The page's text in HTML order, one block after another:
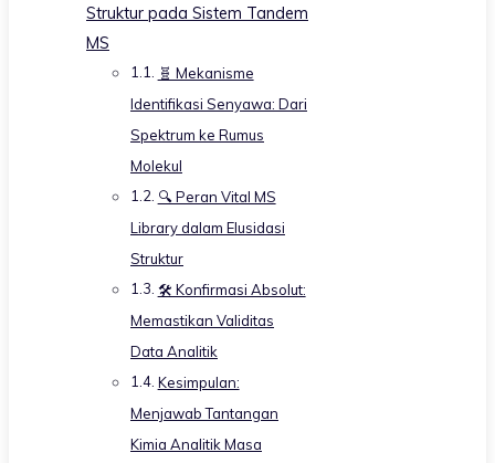
Struktur pada Sistem Tandem
MS
🧬 Mekanisme
Identifikasi Senyawa: Dari
Spektrum ke Rumus
Molekul
🔍 Peran Vital MS
Library dalam Elusidasi
Struktur
🛠️ Konfirmasi Absolut:
Memastikan Validitas
Data Analitik
Kesimpulan:
Menjawab Tantangan
Kimia Analitik Masa